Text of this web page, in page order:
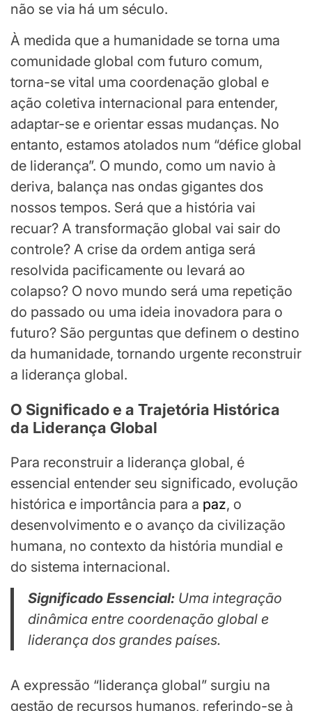
não se via há um século.
À medida que a humanidade se torna uma
comunidade global com futuro comum,
torna-se vital uma coordenação global e
ação coletiva internacional para entender,
adaptar-se e orientar essas mudanças. No
entanto, estamos atolados num “défice global
de liderança”. O mundo, como um navio à
deriva, balança nas ondas gigantes dos
nossos tempos. Será que a história vai
recuar? A transformação global vai sair do
controle? A crise da ordem antiga será
resolvida pacificamente ou levará ao
colapso? O novo mundo será uma repetição
do passado ou uma ideia inovadora para o
futuro? São perguntas que definem o destino
da humanidade, tornando urgente reconstruir
a liderança global.
O Significado e a Trajetória Histórica
da Liderança Global
Para reconstruir a liderança global, é
essencial entender seu significado, evolução
histórica e importância para a paz, o
desenvolvimento e o avanço da civilização
humana, no contexto da história mundial e
do sistema internacional.
Significado Essencial: Uma integração
dinâmica entre coordenação global e
liderança dos grandes países.
A expressão “liderança global” surgiu na
gestão de recursos humanos, referindo-se à